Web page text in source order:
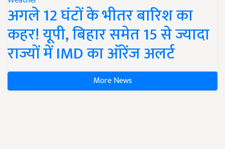
अगले 12 घंटों के भीतर बारिश का
कहर! यूपी, बिहार समेत 15 से ज्यादा
राज्यों में IMD का ऑरेंज अलर्ट
More News